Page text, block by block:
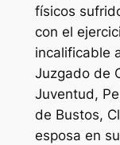
físicos
con el
incalificable
Juzgado de
Juventud,
de Bustos,
esposa en